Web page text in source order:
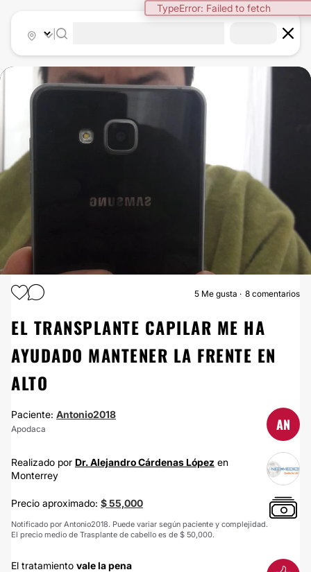
TypeError: Failed to fetch
TRASPLANTE DE CABELLO
5 Me gusta 8 comentarios
EL TRANSPLANTE CAPILAR ME HA
AYUDADO MANTENER LA FRENTE EN
ALTO
Paciente: Antonio2018
Apodaca AN
Realizado por Dr. Alejandro Cárdenas López en
Monterrey
Precio aproximado: $ 55,000
Notificado por Antonio2018. Puede variar según paciente y complejidad.
El precio medio de Trasplante de cabello es de $ 50,000.
El tratamiento vale la pena